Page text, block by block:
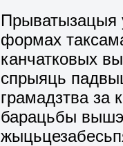
Пpыватызацыя
формах
канчатковых
спpыяць
грамадзтва за
баpацьбы